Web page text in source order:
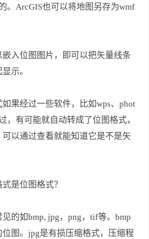
。ArcGIS也可以将地图另存为wmf
入位图图片，即可以把矢量线条
示。
果经过一些软件，比如wps、phot
，有可能就自动转成了位图格式，
以通过查看就能知道它是不是矢
是位图格式？
的如bmp, jpg，png，tif等。bmp
图。jpg是有损压缩格式，压缩程